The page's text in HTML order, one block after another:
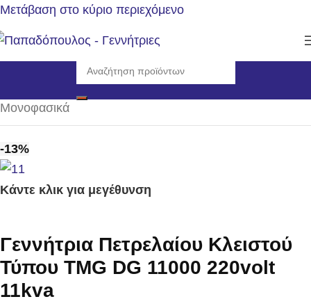
Μετάβαση στο κύριο περιεχόμενο
Αρχική σελίδα/Γεννήτριες/Η/Ζ πετρελαίου 3000rpm
Μονοφασικά
-13%
Κάντε κλικ για μεγέθυνση
Γεννήτρια Πετρελαίου Κλειστού
Τύπου TMG DG 11000 220volt
11kva